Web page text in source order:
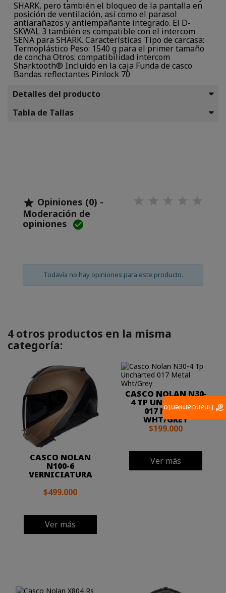
SHARK, pero también el bloqueo de la pantalla en
posición de ventilación, así como el parasol
antiarañazos y antiempañante integrado. El D-
SKWAL 3 también es compatible con el intercom
SENA para SHARK. Características Tipo de carcasa:
Termoplástico Peso: 1540 g para el primer tamaño
de concha Otros: compatibilidad intercom
Sharktooth® Incluido en la caja Funda de casco
Bandas reflectantes Pinlock 70
Detalles del producto
Tabla de Tallas
 Opiniones (0) -
Moderación de
opiniones 
Todavía no hay opiniones para este producto.
4 otros productos en la misma
categoría:
CASCO NOLAN
N100-6
VERNICIATURA
$499.000
Ver más
CASCO NOLAN N30-
4 TP UNCHARTED
017 METAL
WHT/GREY
$199.000
Ver más
Financiamiento